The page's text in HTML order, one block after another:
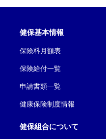
健保基本情報
保険料月額表
保険給付一覧
申請書類一覧
健康保険制度情報
健保組合について